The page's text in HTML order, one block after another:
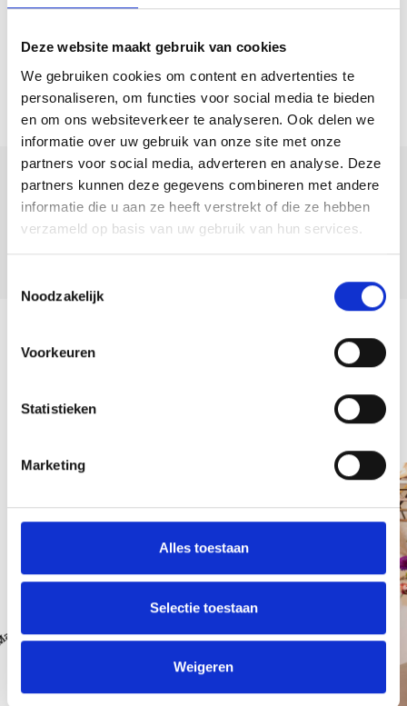
Deze website maakt gebruik van cookies
We gebruiken cookies om content en advertenties te
personaliseren, om functies voor social media te bieden
en om ons websiteverkeer te analyseren. Ook delen we
informatie over uw gebruik van onze site met onze
partners voor social media, adverteren en analyse. Deze
partners kunnen deze gegevens combineren met andere
informatie die u aan ze heeft verstrekt of die ze hebben
verzameld op basis van uw gebruik van hun services.
Noodzakelijk
Voorkeuren
Statistieken
Marketing
Alles toestaan
Selectie toestaan
Weigeren
garage
Kenmerken:
– Bouwjaar: 1993
– Woonoppervlakte: 139 m²
– Gebouw gebonden buitenruimte: 4 m²
– Externe bergruimte: 0 m²
– Inhoud: 552 m³
– Perceel: 240 m²
Heeft u interesse om deze woning vrijblijvend te bezichtigen? Wij
eenvoudig een afspraak door ons te bellen of een mail te sturen.
Terug naar overzicht
Deel deze
woning: